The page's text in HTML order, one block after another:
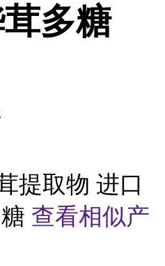
多糖
提取物 进口
查看相似产